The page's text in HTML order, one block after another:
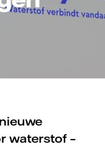
waterstof –